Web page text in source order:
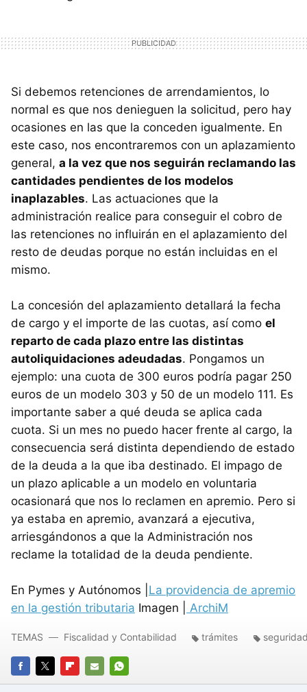
Si debemos retenciones de arrendamientos, lo
normal es que nos denieguen la solicitud, pero hay
ocasiones en las que la conceden igualmente. En
este caso, nos encontraremos con un aplazamiento
general, a la vez que nos seguirán reclamando las
cantidades pendientes de los modelos
inaplazables. Las actuaciones que la
administración realice para conseguir el cobro de
las retenciones no influirán en el aplazamiento del
resto de deudas porque no están incluidas en el
mismo.
La concesión del aplazamiento detallará la fecha
de cargo y el importe de las cuotas, así como el
reparto de cada plazo entre las distintas
autoliquidaciones adeudadas. Pongamos un
ejemplo: una cuota de 300 euros podría pagar 250
euros de un modelo 303 y 50 de un modelo 111. Es
importante saber a qué deuda se aplica cada
cuota. Si un mes no puedo hacer frente al cargo, la
consecuencia será distinta dependiendo de estado
de la deuda a la que iba destinado. El impago de
un plazo aplicable a un modelo en voluntaria
ocasionará que nos lo reclamen en apremio. Pero si
ya estaba en apremio, avanzará a ejecutiva,
arriesgándonos a que la Administración nos
reclame la totalidad de la deuda pendiente.
En Pymes y Autónomos | La providencia de apremio
en la gestión tributaria Imagen | ArchiM
FACEBOOK
TWITTERFLIPBOARD
E-
WHATSAPP
TEMAS Fiscalidad y Contabilidad trámites